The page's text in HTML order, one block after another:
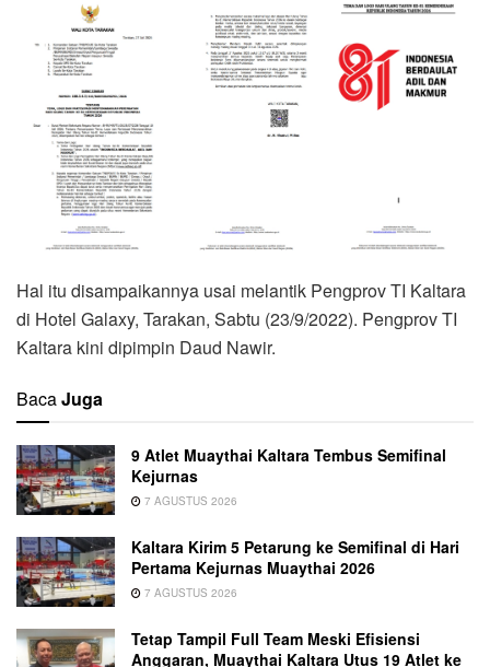
Hal itu disampaikannya usai melantik Pengprov TI Kaltara
di Hotel Galaxy, Tarakan, Sabtu (23/9/2022). Pengprov TI
Kaltara kini dipimpin Daud Nawir.
BacaJuga
9 Atlet Muaythai Kaltara Tembus Semifinal
Kejurnas
7 AGUSTUS 2026
Kaltara Kirim 5 Petarung ke Semifinal di Hari
Pertama Kejurnas Muaythai 2026
7 AGUSTUS 2026
Tetap Tampil Full Team Meski Efisiensi
Anggaran, Muaythai Kaltara Utus 19 Atlet ke